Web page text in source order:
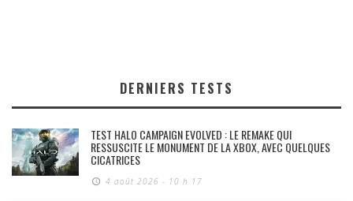
DERNIERS TESTS
TEST HALO CAMPAIGN EVOLVED : LE REMAKE QUI
RESSUSCITE LE MONUMENT DE LA XBOX, AVEC QUELQUES
CICATRICES
4 août 2026 - 10 h 17